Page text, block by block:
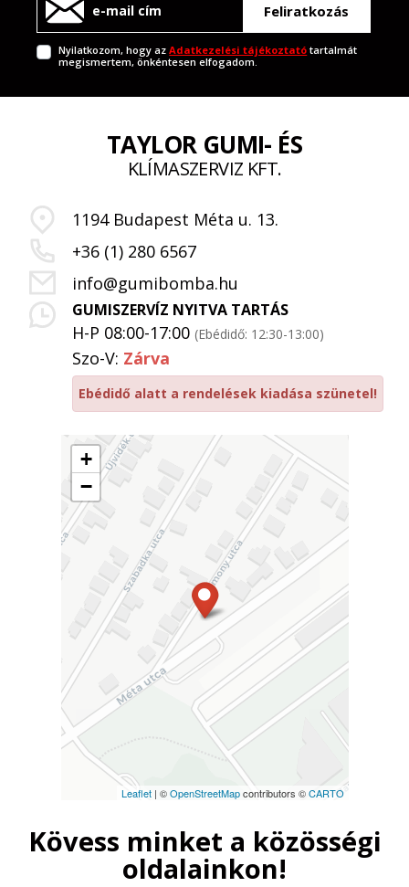
Feliratkozás
Nyilatkozom, hogy azAdatkezelési tájékoztató tartalmát
megismertem, önkéntesen elfogadom.
+
−
Leaflet| ©OpenStreetMapcontributors ©CARTO
TAYLOR GUMI- ÉS
KLÍMASZERVIZ KFT.
1194 Budapest Méta u. 13.
+36 (1) 280 6567
info@gumibomba.hu
GUMISZERVÍZ NYITVA TARTÁS
H-P 08:00-17:00 (Ebédidő: 12:30-13:00)
Szo-V: Zárva
Ebédidő alatt a rendelések kiadása szünetel!
Kövess minket a közösségi
oldalainkon!